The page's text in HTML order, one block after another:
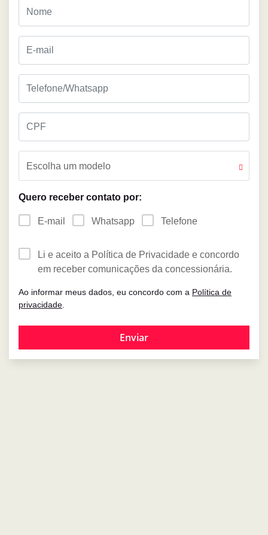
Escolha um modelo
Quero receber contato por:
E-mail Whatsapp Telefone
Li e aceito a Política de Privacidade e concordo
em receber comunicações da concessionária.
Ao informar meus dados, eu concordo com a Política de
privacidade.
Enviar